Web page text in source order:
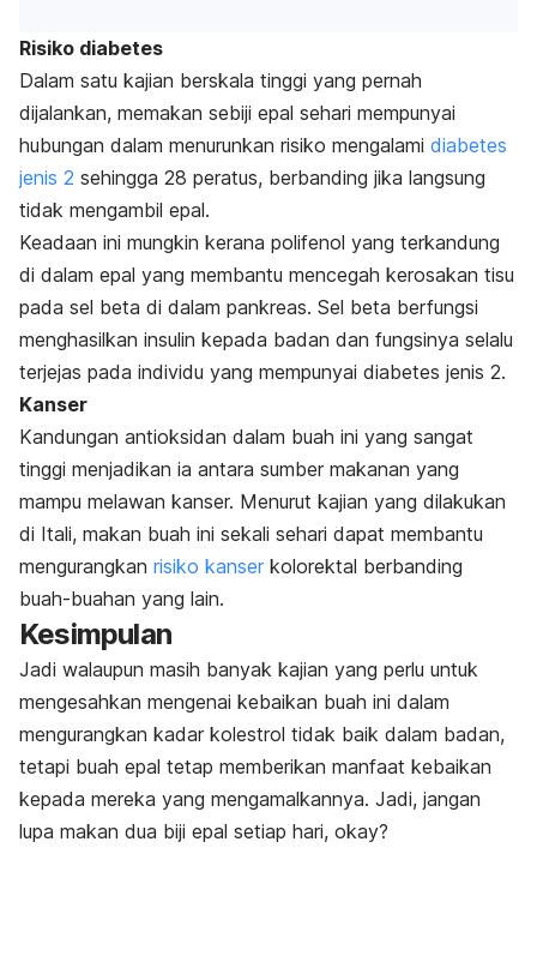
Risiko diabetes
Dalam satu kajian berskala tinggi yang pernah
dijalankan, memakan sebiji epal sehari mempunyai
hubungan dalam menurunkan risiko mengalami diabetes
jenis 2 sehingga 28 peratus, berbanding jika langsung
tidak mengambil epal.
Keadaan ini mungkin kerana polifenol yang terkandung
di dalam epal yang membantu mencegah kerosakan tisu
pada sel beta di dalam pankreas. Sel beta berfungsi
menghasilkan insulin kepada badan dan fungsinya selalu
terjejas pada individu yang mempunyai diabetes jenis 2.
Kanser
Kandungan antioksidan dalam buah ini yang sangat
tinggi menjadikan ia antara sumber makanan yang
mampu melawan kanser. Menurut kajian yang dilakukan
di Itali, makan buah ini sekali sehari dapat membantu
mengurangkan risiko kanser kolorektal berbanding
buah-buahan yang lain.
Kesimpulan
Jadi walaupun masih banyak kajian yang perlu untuk
mengesahkan mengenai kebaikan buah ini dalam
mengurangkan kadar kolestrol tidak baik dalam badan,
tetapi buah epal tetap memberikan manfaat kebaikan
kepada mereka yang mengamalkannya. Jadi, jangan
lupa makan dua biji epal setiap hari, okay?